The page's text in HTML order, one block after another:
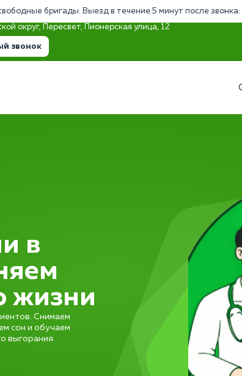
бригады. Выезд в течение 5 минут после звонка:
округ, Пересвет, Пионерская улица, 12
звонок
в
жизни
Снимаем
сон и обучаем
выгорания.